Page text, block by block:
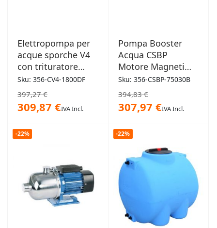
Elettropompa per
acque sporche V4
con trituratore
1,8kW
Sku: 356-CV4-1800DF
397,27 €
309,87 €IVA Incl.
Pompa Booster
Acqua CSBP
Motore Magneti
Permanenti Display
LCD CACHENG
Sku: 356-CSBP-75030B
394,83 €
307,97 €IVA Incl.
-22% -22%